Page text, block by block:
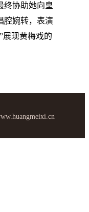
终协助她向皇
腔婉转，表演
展现黄梅戏的